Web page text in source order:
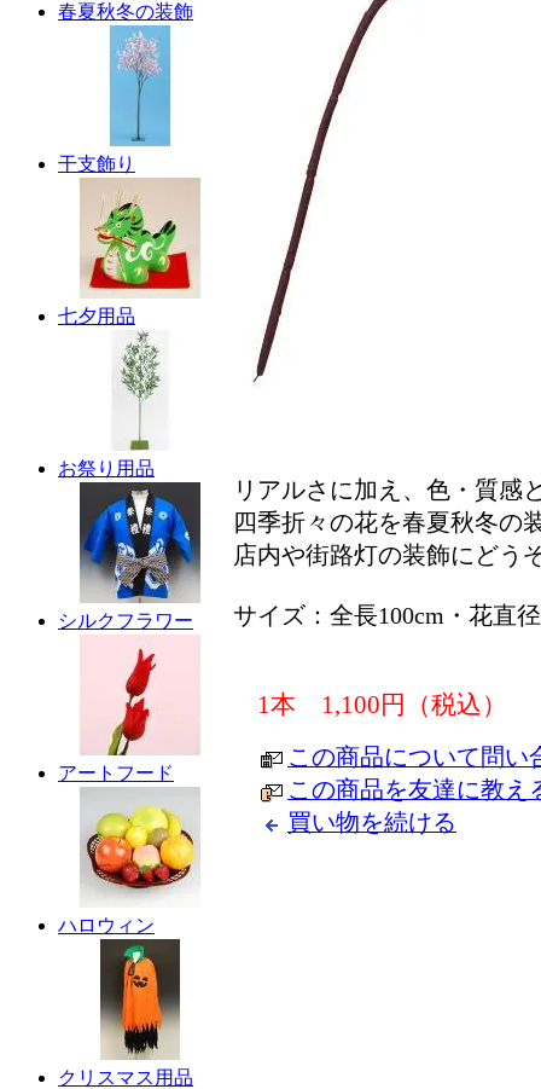
春夏秋冬の装飾
干支飾り
七夕用品
お祭り用品
シルクフラワー
アートフード
ハロウィン
クリスマス用品
リアルさに加え、色・質感
四季折々の花を春夏秋冬の
店内や街路灯の装飾にどう
サイズ：全長100cm・花直
1本 1,100円（税込）
この商品について問い
この商品を友達に教え
買い物を続ける